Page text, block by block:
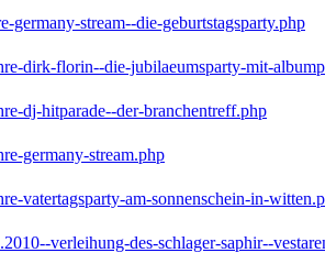
germany-stream--die-geburtstagsparty.php
dirk-florin--die-jubilaeumsparty-mit-
dj-hitparade--der-branchentreff.php
germany-stream.php
vatertagsparty-am-sonnenschein-in-
verleihung-des-schlager-saphir--